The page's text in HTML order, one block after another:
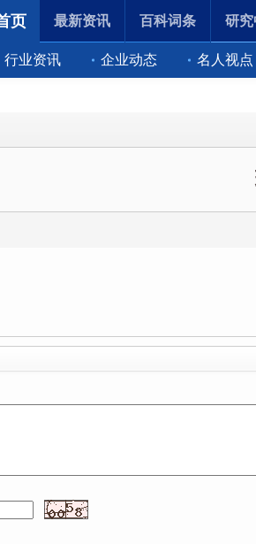
页
行业资讯 企业动态 名人视点
最新资讯 百科词条 研